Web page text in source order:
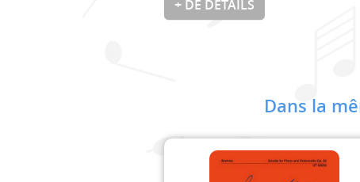
+ DE DÉTAILS
Dans la